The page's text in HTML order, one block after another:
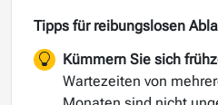
Tipps für reibungslosen
Kümmern Sie sich
Wartezeiten von